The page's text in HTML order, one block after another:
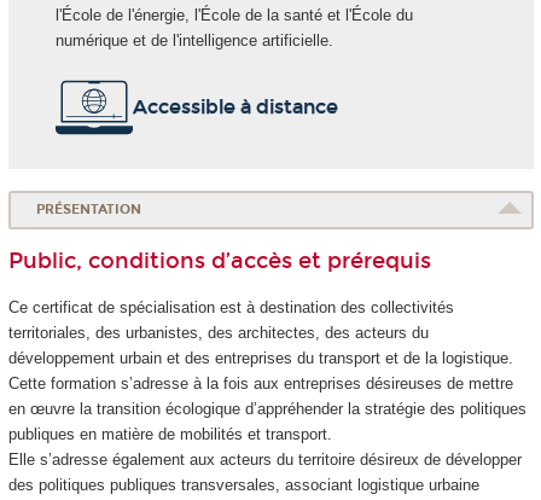
l'École de l'énergie, l'École de la santé et l'École du
numérique et de l'intelligence artificielle.
Accessible à distance
PRÉSENTATION
Public, conditions d’accès et prérequis
Ce certificat de spécialisation est à destination des collectivités
territoriales, des urbanistes, des architectes, des acteurs du
développement urbain et des entreprises du transport et de la logistique.
Cette formation s’adresse à la fois aux entreprises désireuses de mettre
en œuvre la transition écologique d’appréhender la stratégie des politiques
publiques en matière de mobilités et transport.
Elle s’adresse également aux acteurs du territoire désireux de développer
des politiques publiques transversales, associant logistique urbaine